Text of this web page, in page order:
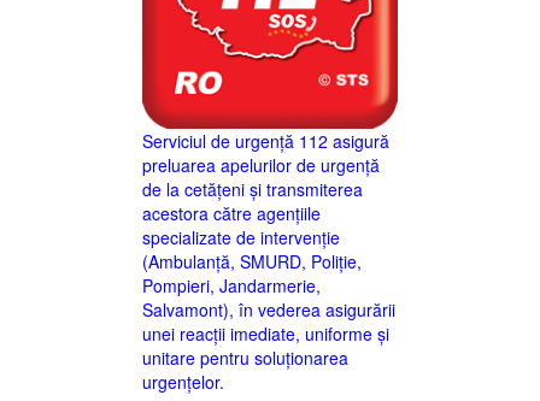
Serviciul de urgență 112 asigură
preluarea apelurilor de urgență
de la cetățeni și transmiterea
acestora către agențiile
specializate de intervenție
(Ambulanță, SMURD, Poliție,
Pompieri, Jandarmerie,
Salvamont), în vederea asigurării
unei reacții imediate, uniforme și
unitare pentru soluționarea
urgențelor.